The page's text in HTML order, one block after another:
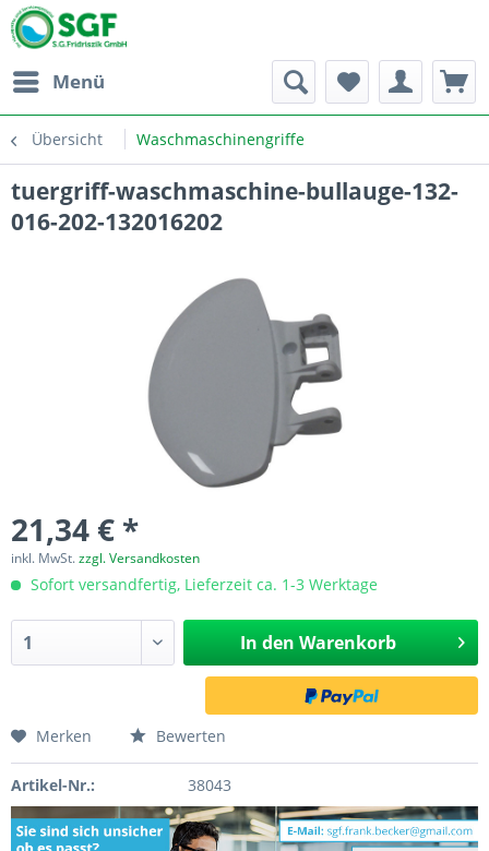
Menü
Übersicht Waschmaschinengriffe
tuergriff-waschmaschine-bullauge-132-
016-202-132016202
21,34 € *
inkl. MwSt.zzgl. Versandkosten
Sofort versandfertig, Lieferzeit ca. 1-3 Werktage
In den Warenkorb
Merken Bewerten
Artikel-Nr.: 38043